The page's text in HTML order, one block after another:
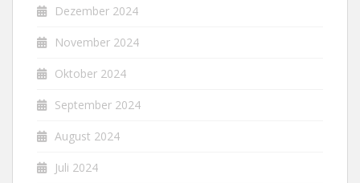
Dezember 2024
November 2024
Oktober 2024
September 2024
August 2024
Juli 2024